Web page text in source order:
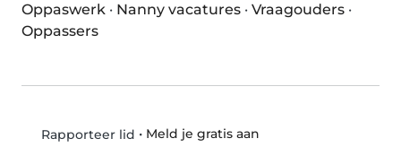
Oppaswerk · Nanny vacatures · Vraagouders ·
Oppassers
Rapporteer lid • Meld je gratis aan